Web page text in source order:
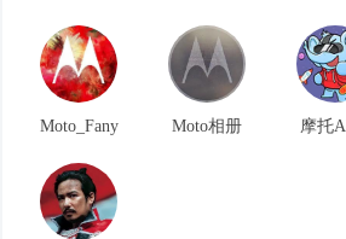
Moto_Fany Moto相册 摩托